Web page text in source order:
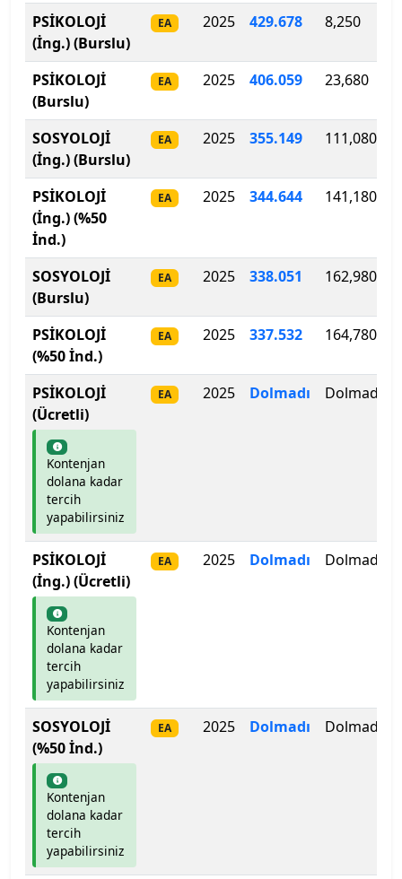
Çankaya Üniversitesi
Çankırı Karatekin Üniversitesi
Çukurova Üniversitesi
Demiroğlu Bilim Üniversitesi
Dicle Üniversitesi
Doğu Akdeniz Üniversitesi
Doğuş Üniversitesi
Dokuz Eylül Üniversitesi
Düzce Üniversitesi
Ege Üniversitesi
Erciyes Üniversitesi
Erzincan Binali Yıldırım Üniversitesi
Erzurum Teknik Üniversitesi
Eskişehir Osmangazi Üniversitesi
Eskişehir Teknik Üniversitesi
Fatih Sultan Mehmet Vakıf Üniversitesi
Fenerbahçe Üniversitesi
Fırat Üniversitesi
Galatasaray Üniversitesi
Gazi Üniversitesi
PSİKOLOJİ
(İng.) (Burslu)
EA 2025 429.678 8,250
PSİKOLOJİ
(Burslu)
EA 2025 406.059 23,680
SOSYOLOJİ
(İng.) (Burslu)
EA 2025 355.149 111,080
PSİKOLOJİ
(İng.) (%50
İnd.)
EA 2025 344.644 141,180
SOSYOLOJİ
(Burslu)
EA 2025 338.051 162,980
PSİKOLOJİ
(%50 İnd.)
EA 2025 337.532 164,780
PSİKOLOJİ
(Ücretli)
Kontenjan
dolana kadar
tercih
yapabilirsiniz
EA 2025 Dolmadı Dolmadı
PSİKOLOJİ
(İng.) (Ücretli)
Kontenjan
dolana kadar
tercih
yapabilirsiniz
EA 2025 Dolmadı Dolmadı
SOSYOLOJİ
(%50 İnd.)
Kontenjan
dolana kadar
tercih
yapabilirsiniz
EA 2025 Dolmadı Dolmadı